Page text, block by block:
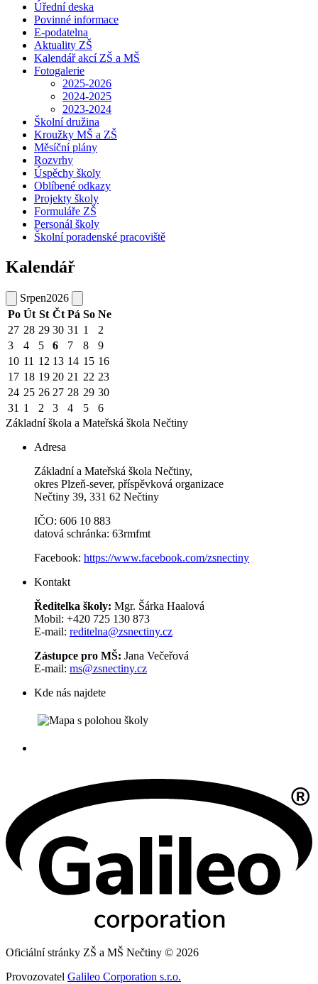
Úřední deska
Povinné informace
E-podatelna
Aktuality ZŠ
Kalendář akcí ZŠ a MŠ
Fotogalerie
2025-2026
2024-2025
2023-2024
Školní družina
Kroužky MŠ a ZŠ
Měsíční plány
Rozvrhy
Úspěchy školy
Oblíbené odkazy
Projekty školy
Formuláře ZŠ
Personál školy
Školní poradenské pracoviště
Kalendář
Srpen2026
Po Út St Čt Pá So Ne
27 28 29 30 31 1
2
3
4 5 6 7 8
9
10 11 12 13 14 15 16
17 18 19 20 21 22 23
24 25 26 27 28 29 30
31 1 2 3 4 5
6
Základní škola a Mateřská škola Nečtiny
Adresa
Základní a Mateřská škola Nečtiny,
okres Plzeň-sever, příspěvková organizace
Nečtiny 39, 331 62 Nečtiny
IČO: 606 10 883
datová schránka: 63rmfmt
Facebook: https://www.facebook.com/zsnectiny
Kontakt
Ředitelka školy: Mgr. Šárka Haalová
Mobil: +420 725 130 873
E-mail: reditelna@zsnectiny.cz
Zástupce pro MŠ: Jana Večeřová
E-mail: ms@zsnectiny.cz
Kde nás najdete
Oficiální stránky ZŠ a MŠ Nečtiny © 2026
Provozovatel Galileo Corporation s.r.o.